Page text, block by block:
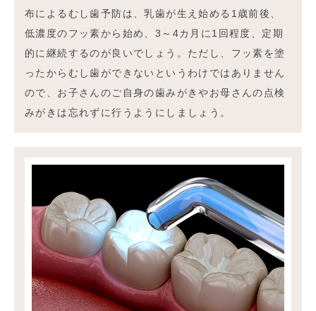
布によるむし歯予防は、乳歯が生え始める1歳前後、
低濃度のフッ素から始め、3～4カ月に1回程度、定期
的に継続するのが良いでしょう。ただし、フッ素を塗
ったからむし歯ができないというわけではありません
ので、お子さんのご自身の歯みがきやお母さんの点検
みがきは忘れずに行うようにしましょう。